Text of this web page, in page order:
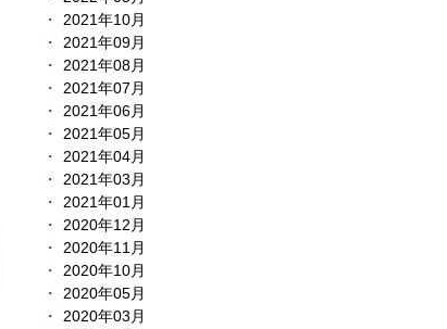
2021年10月
2021年09月
2021年08月
2021年07月
2021年06月
2021年05月
2021年04月
2021年03月
2021年01月
2020年12月
2020年11月
2020年10月
2020年05月
2020年03月